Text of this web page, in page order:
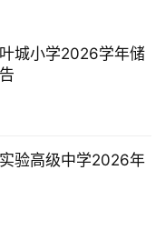
城小学2026学年储
验高级中学2026年